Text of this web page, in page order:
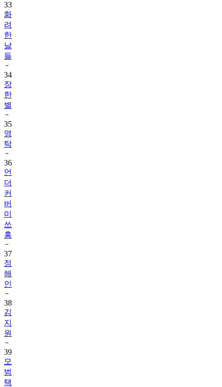
33
화
려
한
날
들
34
장
한
별
35
영
탁
36
언
더
커
버
미
쓰
홍
37
정
해
인
38
김
지
원
39
모
범
택